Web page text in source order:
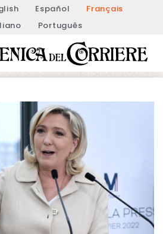
Español
Français
Português